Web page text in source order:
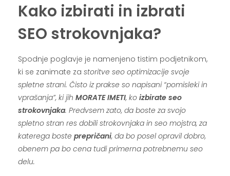
Kako izbirati in izbrati
SEO strokovnjaka?
Spodnje poglavje je namenjeno tistim podjetnikom,
ki se zanimate za storitve seo optimizacije svoje
spletne strani. Čisto iz prakse so napisani “pomisleki in
vprašanja”, ki jih MORATE IMETI, ko izbirate seo
strokovnjaka. Predvsem zato, da boste za svojo
spletno stran res dobili strokovnjaka in seo mojstra, za
katerega boste prepričani, da bo posel opravil dobro,
obenem pa bo cena tudi primerna potrebnemu seo
delu.